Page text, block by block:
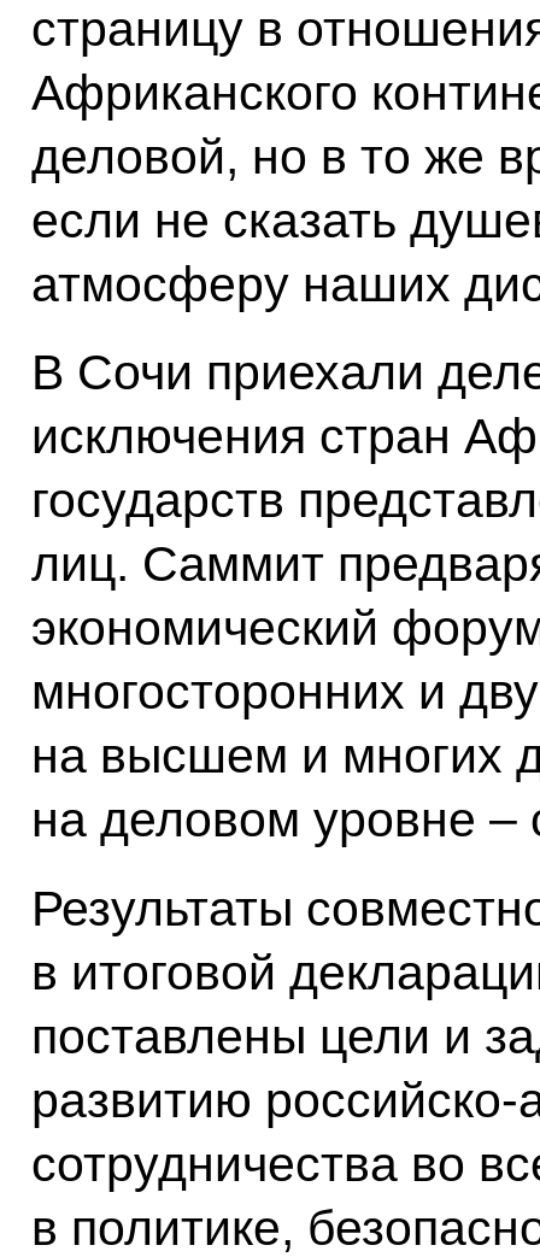
страницу в
Африканского
деловой, но в то же
если не сказать
атмосферу наших
В Сочи приехали
исключения стран
государств
лиц. Саммит
экономический
многосторонних и
на высшем и многих
на деловом уровне –
Результаты
в итоговой
поставлены цели и
развитию российско-
сотрудничества во
в политике,